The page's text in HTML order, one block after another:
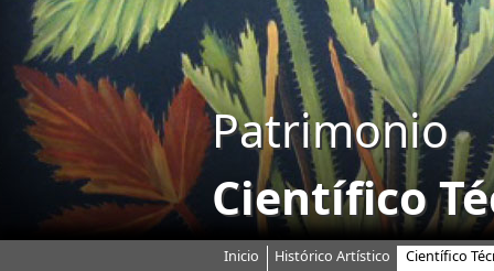
Patrimonio
Científico
Inicio Histórico Artístico Científico